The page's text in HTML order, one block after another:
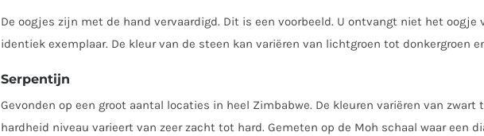
De oogjes zijn met de hand vervaardigd. Dit is een voorbeeld. U ontvangt niet het
identiek exemplaar. De kleur van de steen kan variëren van lichtgroen tot donkergroen
Serpentijn
Gevonden op een groot aantal locaties in heel Zimbabwe. De kleuren variëren van
hardheid niveau varieert van zeer zacht tot hard. Gemeten op de Moh schaal waar een